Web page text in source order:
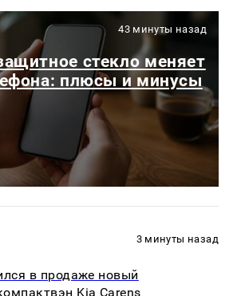
43 минуты назад
стекло меняет
плюсы и минусы
3 минуты назад
в продаже новый
Kia Carens